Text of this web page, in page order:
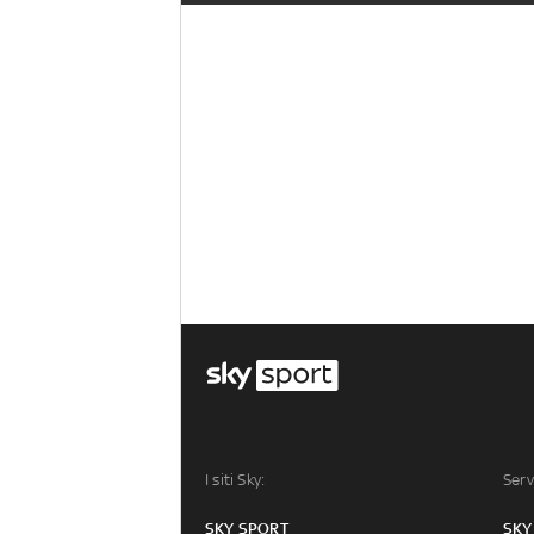
I siti Sky:
SKY SPORT